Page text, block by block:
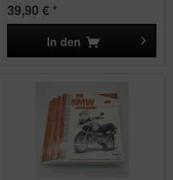
39,90 € *
In den